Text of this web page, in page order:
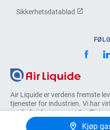
Kjøp
Air Liquide er verdens fremste
tjenester for industrien. Vi har
medarbeidere og over 4
Sikkerhetsdatablad